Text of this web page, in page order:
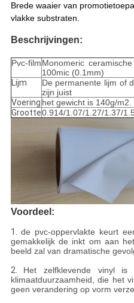
Brede waaier van
vlakke substraten.
Beschrijvingen:
Pvc-filmMonomeric
100mic (0.1mm)
Lijm
De permanente lijm of
zijn juist
Voering het gewicht is 140g/m2.
Grootte0.914/1.07/1.27/1.37/
Voordeel:
1. de pvc-oppervlakte keurt
gemakkelijk de inkt om aan
beeld zal van dramatische
2. Het zelfklevende vinyl
klimaatduurzaamheid, die het
geen verandering op vorm